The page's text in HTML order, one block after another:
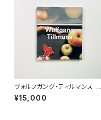
ヴォルフガング・ティルマンス W
olfgang Tillmans（Contem
porary artists）
¥15,000